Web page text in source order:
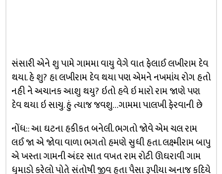
સંસારી એને શુ પામે ગામમા વાયુ વેગે વાત ફેલાઈ લખીરામ દેવ
થયા. હે શુ? હા લખીરામ દેવ થયા પણ એમને નખમાંય રોગ હતો
નહી ને અચાનક આશુ થયુ? ઇતો હવે ઇ મારો રામ જાણે પણ
દેવ થયા ઇ સાચુ. હું ત્યાજ જવશુ…ગામમા પાલખી ફેરવાની છે
નોંધ:: આ ઘટના હકીકત બનેલી. ભગતો જોવે એમ ચલ રામ
લઈ જા એ જોવા વાળા ભગતો હમણે સુધી હતા. લક્ષ્મીરામ બાપુ
એ ખસ્તા ગામની અંદર સાત વખત રામ રોટી ઊઘરાવી ગામ
ધુમાડો કરેલો પોતે સંતોષી જીવ હતા પૈસા રૂપીયા અનાજ કદિયે